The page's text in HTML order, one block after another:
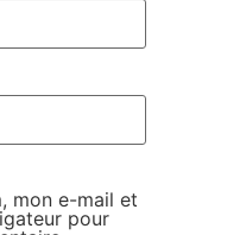
mon e-mail et
pour